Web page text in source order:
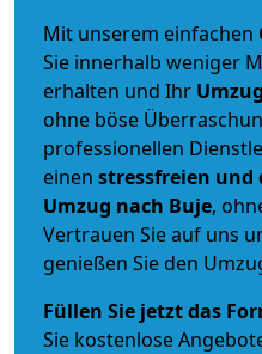
Mit unserem einfachen
Sie innerhalb weniger
erhalten und Ihr
ohne böse
professionellen
einen stressfreien
Umzug nach Buje,
Vertrauen Sie auf uns
genießen Sie den
Füllen Sie jetzt das
Sie kostenlose